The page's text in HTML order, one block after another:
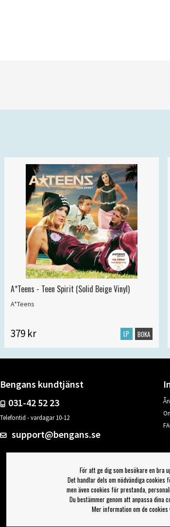
A*Teens - Teen Spirit (Solid Beige Vinyl)
A*Teens
379 kr LP BOKA
Bengans kundtjänst
031-42 52 23
Telefontid - vardagar 10-12
support@bengans.se
För att ge dig som besökare en bra
Det handlar dels om nödvändiga
men även cookies för prestanda,
Du bestämmer genom att anpassa dina
Mer information om de